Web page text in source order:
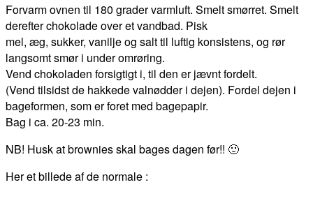
Forvarm ovnen til 180 grader varmluft. Smelt smørret. Smelt
derefter chokolade over et vandbad. Pisk
mel, æg, sukker, vanilje og salt til luftig konsistens, og rør
langsomt smør i under omrøring.
Vend chokoladen forsigtigt i, til den er jævnt fordelt.
(Vend tilsidst de hakkede valnødder i dejen). Fordel dejen i
bageformen, som er foret med bagepapir.
Bag i ca. 20-23 min.
NB! Husk at brownies skal bages dagen før!! 🙂
Her et billede af de normale :